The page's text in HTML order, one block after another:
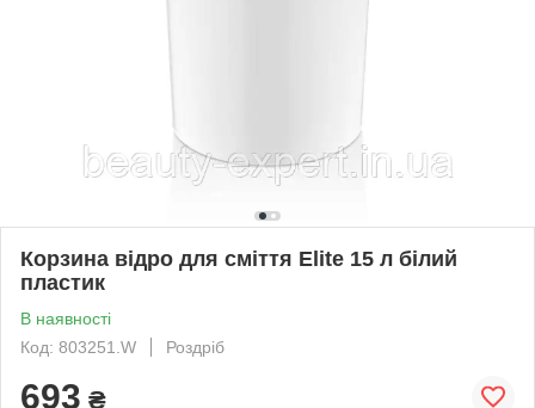
Корзина відро для сміття Elite 15 л білий
пластик
В наявності
Код: 803251.W
Роздріб
693 ₴